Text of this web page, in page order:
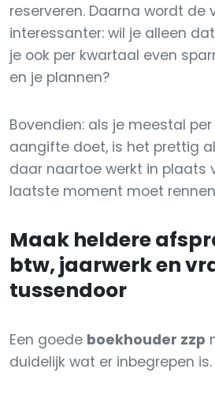
reserveren. Daarna wordt de
interessanter: wil je alleen
je ook per kwartaal even
en je plannen?
Bovendien: als je meestal
aangifte doet, is het prettig
daar naartoe werkt in plaats
laatste moment moet
Maak heldere
btw, jaarwerk en
tussendoor
Een goede boekhouder zzp
duidelijk wat er inbegrepen is.